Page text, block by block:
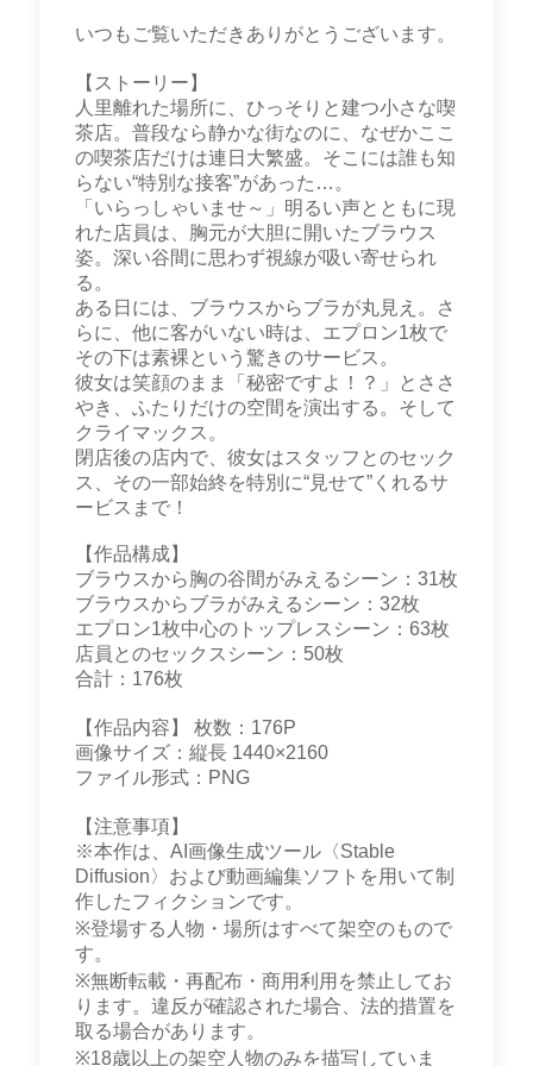
いつもご覧いただきありがとうございます。
【ストーリー】
人里離れた場所に、ひっそりと建つ小さな喫
茶店。普段なら静かな街なのに、なぜかここ
の喫茶店だけは連日大繁盛。そこには誰も知
らない“特別な接客”があった…。
「いらっしゃいませ～」明るい声とともに現
れた店員は、胸元が大胆に開いたブラウス
姿。深い谷間に思わず視線が吸い寄せられ
る。
ある日には、ブラウスからブラが丸見え。さ
らに、他に客がいない時は、エプロン1枚で
その下は素裸という驚きのサービス。
彼女は笑顔のまま「秘密ですよ！？」とささ
やき、ふたりだけの空間を演出する。そして
クライマックス。
閉店後の店内で、彼女はスタッフとのセック
ス、その一部始終を特別に“見せて”くれるサ
ービスまで！
【作品構成】
ブラウスから胸の谷間がみえるシーン：31枚
ブラウスからブラがみえるシーン：32枚
エプロン1枚中心のトップレスシーン：63枚
店員とのセックスシーン：50枚
合計：176枚
【作品内容】 枚数：176P
画像サイズ：縦長 1440×2160
ファイル形式：PNG
【注意事項】
※本作は、AI画像生成ツール〈Stable
Diffusion〉および動画編集ソフトを用いて制
作したフィクションです。
※登場する人物・場所はすべて架空のもので
す。
※無断転載・再配布・商用利用を禁止してお
ります。違反が確認された場合、法的措置を
取る場合があります。
※18歳以上の架空人物のみを描写していま